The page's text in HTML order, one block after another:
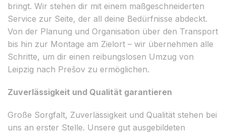
bringt. Wir stehen dir mit einem maßgeschneiderten
Service zur Seite, der all deine Bedürfnisse abdeckt.
Von der Planung und Organisation über den Transport
bis hin zur Montage am Zielort – wir übernehmen alle
Schritte, um dir einen reibungslosen Umzug von
Leipzig nach Prešov zu ermöglichen.
Zuverlässigkeit und Qualität garantieren
Große Sorgfalt, Zuverlässigkeit und Qualität stehen bei
uns an erster Stelle. Unsere gut ausgebildeten